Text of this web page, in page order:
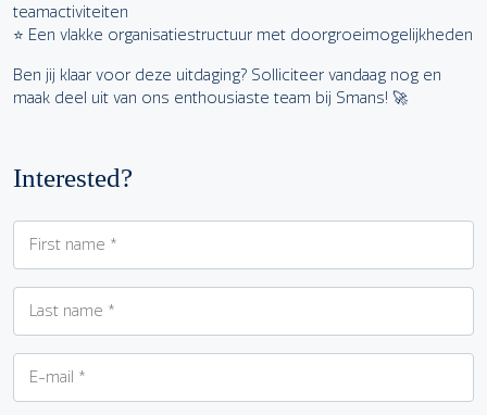
teamactiviteiten
⭐ Een vlakke organisatiestructuur met doorgroeimogelijkheden
Ben jij klaar voor deze uitdaging? Solliciteer vandaag nog en
maak deel uit van ons enthousiaste team bij Smans! 🚀
Interested?